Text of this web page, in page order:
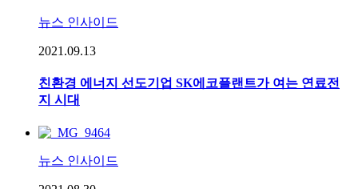
뉴스 인사이드
2021.09.13
친환경 에너지 선도기업 SK에코플랜트가 여는 연료전
지 시대
뉴스 인사이드